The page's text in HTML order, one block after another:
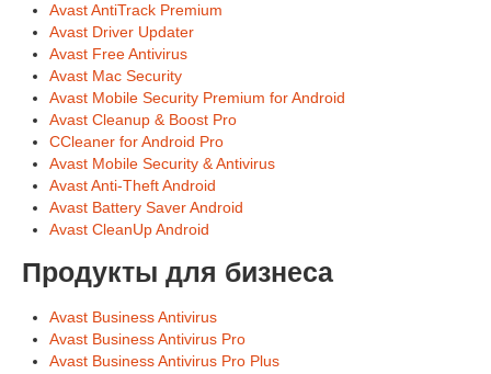
Avast AntiTrack Premium
Avast Driver Updater
Avast Free Antivirus
Avast Mac Security
Avast Mobile Security Premium for Android
Avast Cleanup & Boost Pro
CCleaner for Android Pro
Avast Mobile Security & Antivirus
Avast Anti-Theft Android
Avast Battery Saver Android
Avast CleanUp Android
Продукты для бизнеса
Avast Business Antivirus
Avast Business Antivirus Pro
Avast Business Antivirus Pro Plus